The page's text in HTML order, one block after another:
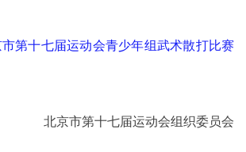
市第十七届运动会青少年组武术散打比赛
北京市第十七届运动会组织委员会